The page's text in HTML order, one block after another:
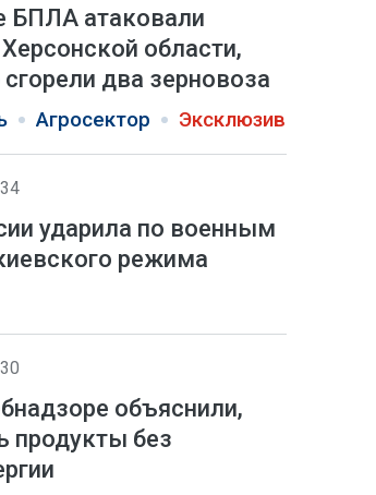
БПЛА атаковали
области,
два зерновоза
Агросектор Эксклюзив
ударила по военным
режима
объяснили,
продукты без